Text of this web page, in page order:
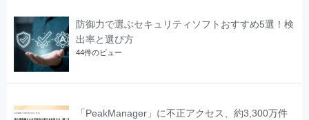
防御力で選ぶセキュリティソフトおすすめ5選！検
出率と選び方
44件のビュー
「PeakManager」に不正アクセス、約3,300万件